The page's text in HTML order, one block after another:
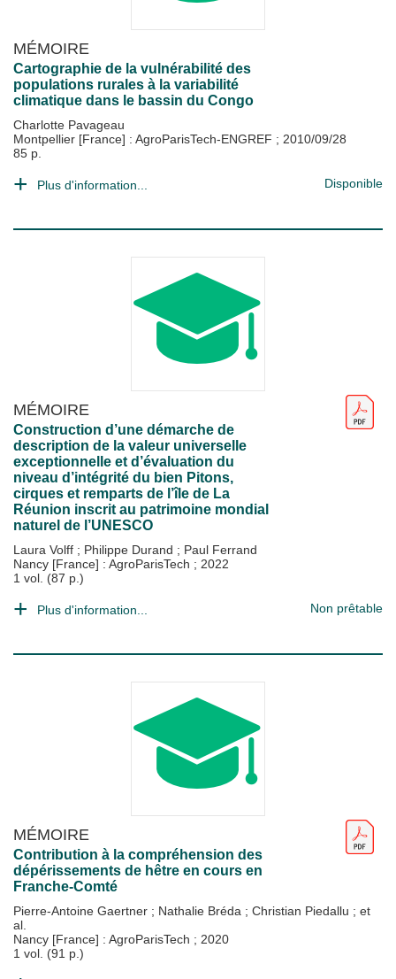
MÉMOIRE
Cartographie de la vulnérabilité des
populations rurales à la variabilité
climatique dans le bassin du Congo
Charlotte Pavageau
Montpellier [France] : AgroParisTech-ENGREF ; 2010/09/28
85 p.
Plus d'information... Disponible
MÉMOIRE
Construction d’une démarche de
description de la valeur universelle
exceptionnelle et d’évaluation du
niveau d’intégrité du bien Pitons,
cirques et remparts de l’île de La
Réunion inscrit au patrimoine mondial
naturel de l’UNESCO
Laura Volff ; Philippe Durand ; Paul Ferrand
Nancy [France] : AgroParisTech ; 2022
1 vol. (87 p.)
Plus d'information... Non prêtable
MÉMOIRE
Contribution à la compréhension des
dépérissements de hêtre en cours en
Franche-Comté
Pierre-Antoine Gaertner ; Nathalie Bréda ; Christian Piedallu ; et
al.
Nancy [France] : AgroParisTech ; 2020
1 vol. (91 p.)